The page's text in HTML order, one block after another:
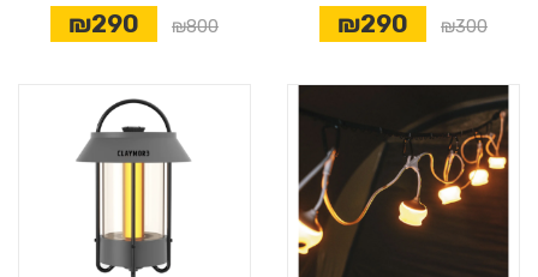
₪300
₪290
₪800
₪290